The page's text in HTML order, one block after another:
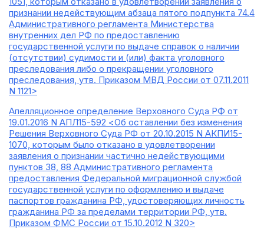
признании недействующим абзаца пятого подпункта 74.4
Административного регламента Министерства
внутренних дел РФ по предоставлению
государственной услуги по выдаче справок о наличии
(отсутствии) судимости и (или) факта уголовного
преследования либо о прекращении уголовного
преследования, утв. Приказом МВД России от 07.11.2011
N 1121>
Апелляционное определение Верховного Суда РФ от
19.01.2016 N АПЛ15-592 <Об оставлении без изменения
Решения Верховного Суда РФ от 20.10.2015 N АКПИ15-
1070, которым было отказано в удовлетворении
заявления о признании частично недействующими
пунктов 38, 88 Административного регламента
предоставления Федеральной миграционной службой
государственной услуги по оформлению и выдаче
паспортов гражданина РФ, удостоверяющих личность
гражданина РФ за пределами территории РФ, утв.
Приказом ФМС России от 15.10.2012 N 320>